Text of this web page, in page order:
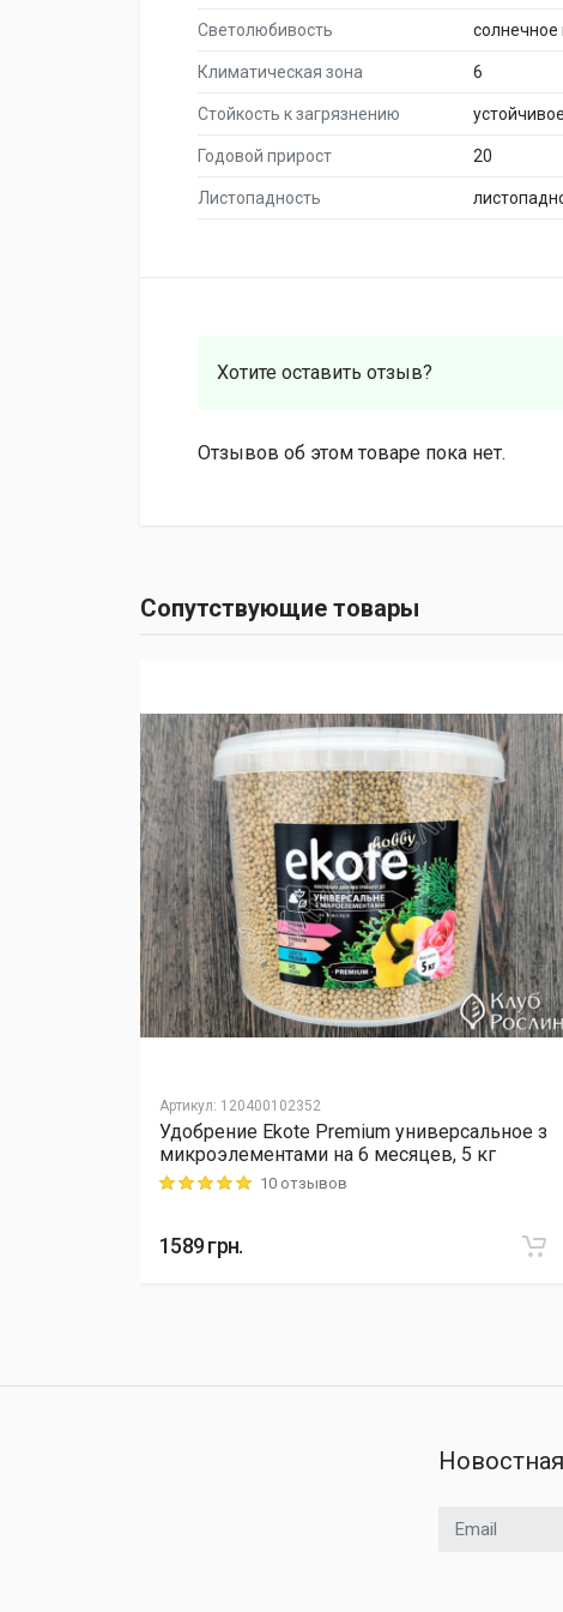
Светолюбивость солнечное
Климатическая зона 6
Стойкость к загрязнению устойчивое
Годовой прирост 20
Листопадность
Хотите оставить отзыв?
Отзывов об этом товаре пока нет.
Сопутствующие товары
Артикул: 120400102352
Удобрение Ekote Premium универсальное з
микроэлементами на 6 месяцев, 5 кг
Rating: 5 out of 510 отзывов
1589грн.
Email адрес